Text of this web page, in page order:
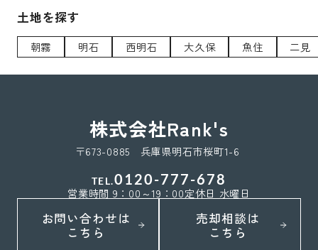
土地を探す
朝霧 明石 西明石 大久保 魚住 二見
株式会社Rank's
〒673-0885 兵庫県明石市桜町1-6
TEL.0120-777-678
営業時間 9：00～19：00定休日 水曜日
お問い合わせは
こちら
売却相談は
こちら